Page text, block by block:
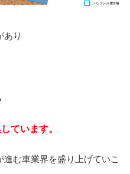
あり
ています。
む車業界を盛り上げていこ